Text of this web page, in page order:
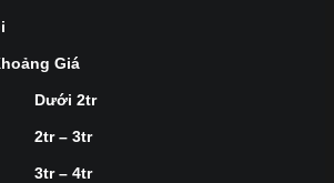
Giá
Dưới 2tr
2tr – 3tr
3tr – 4tr